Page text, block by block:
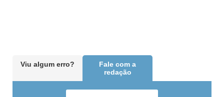
Viu algum erro?
Fale com a
redação